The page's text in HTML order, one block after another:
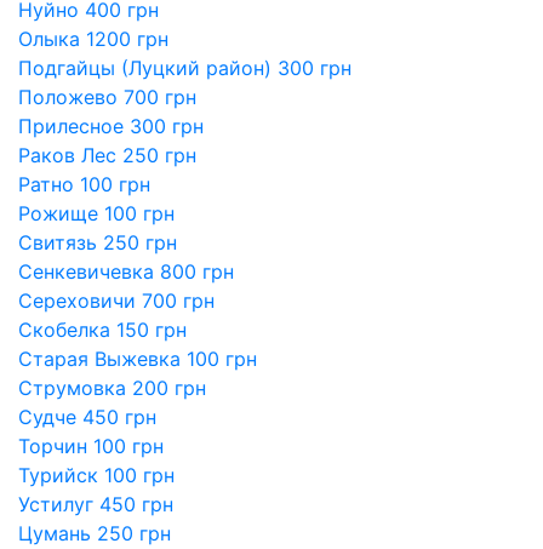
Нуйно 400 грн
Олыка 1200 грн
Подгайцы (Луцкий район) 300 грн
Положево 700 грн
Прилесное 300 грн
Раков Лес 250 грн
Ратно 100 грн
Рожище 100 грн
Свитязь 250 грн
Сенкевичевка 800 грн
Сереховичи 700 грн
Скобелка 150 грн
Старая Выжевка 100 грн
Струмовка 200 грн
Судче 450 грн
Торчин 100 грн
Турийск 100 грн
Устилуг 450 грн
Цумань 250 грн